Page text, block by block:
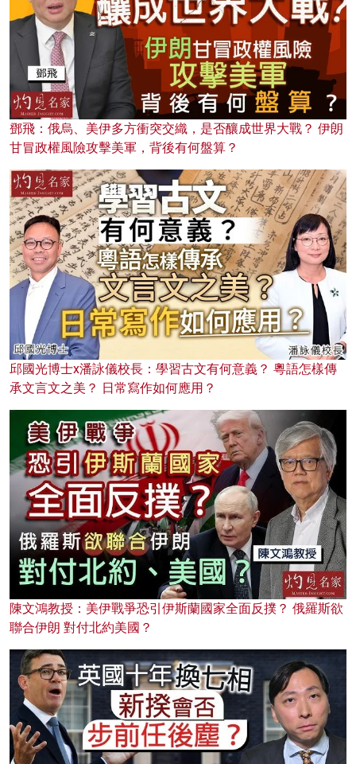
鄧飛：俄烏、美伊多方衝突交織，是否釀成世界大戰？ 伊朗
甘冒政權風險攻擊美軍，背後有何盤算？
邱國光博士x潘詠儀校長：學習古文有何意義？ 粵語怎樣傳
承文言文之美？ 日常寫作如何應用？
陳文鴻教授：美伊戰爭恐引伊斯蘭國家全面反撲？ 俄羅斯欲
聯合伊朗 對付北約美國？